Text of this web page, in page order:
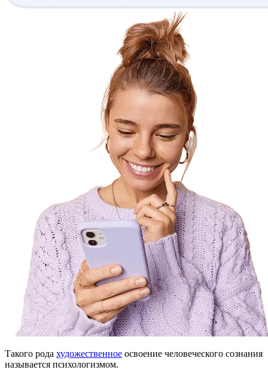
Такого рода художественное освоение человеческого сознания
называется психологизмом.